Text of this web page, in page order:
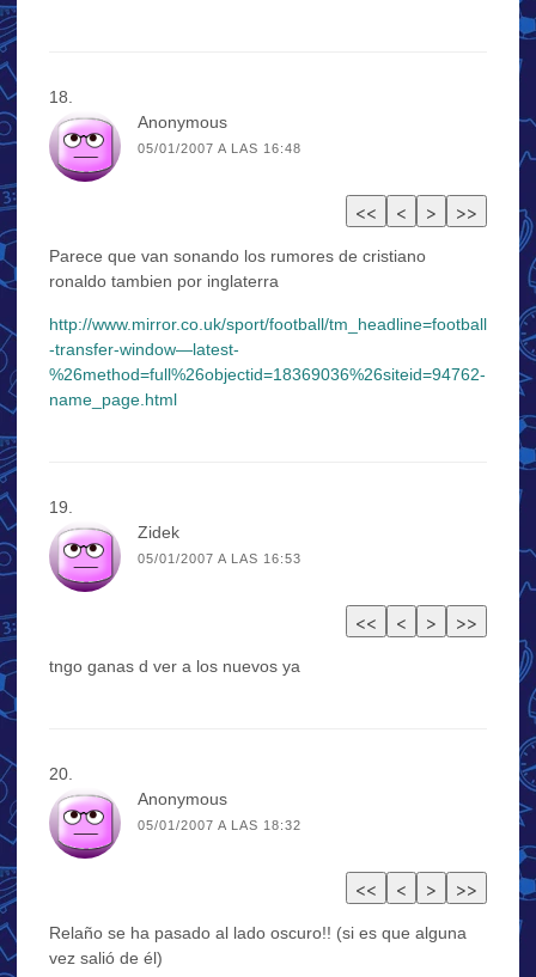
Anonymous
05/01/2007 A LAS 16:48
Parece que van sonando los rumores de cristiano
ronaldo tambien por inglaterra
http://www.mirror.co.uk/sport/football/tm_headline=football
-transfer-window—latest-
%26method=full%26objectid=18369036%26siteid=94762-
name_page.html
Zidek
05/01/2007 A LAS 16:53
tngo ganas d ver a los nuevos ya
Anonymous
05/01/2007 A LAS 18:32
Relaño se ha pasado al lado oscuro!! (si es que alguna
vez salió de él)